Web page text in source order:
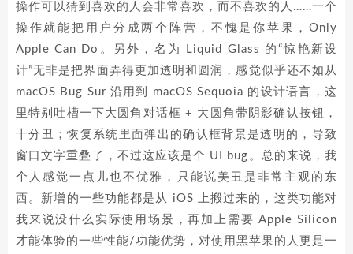
操作可以猜到喜欢的人会非常喜欢，而不喜欢的人……一个
操作就能把用户分成两个阵营，不愧是你苹果，Only
Apple Can Do。另外，名为 Liquid Glass 的“惊艳新设
计”无非是把界面弄得更加透明和圆润，感觉似乎还不如从
macOS Bug Sur 沿用到 macOS Sequoia 的设计语言，这
里特别吐槽一下大圆角对话框 + 大圆角带阴影确认按钮，
十分丑；恢复系统里面弹出的确认框背景是透明的，导致
窗口文字重叠了，不过这应该是个 UI bug。总的来说，我
个人感觉一点儿也不优雅，只能说美丑是非常主观的东
西。新增的一些功能都是从 iOS 上搬过来的，这类功能对
我来说没什么实际使用场景，再加上需要 Apple Silicon
才能体验的一些性能/功能优势，对使用黑苹果的人更是一